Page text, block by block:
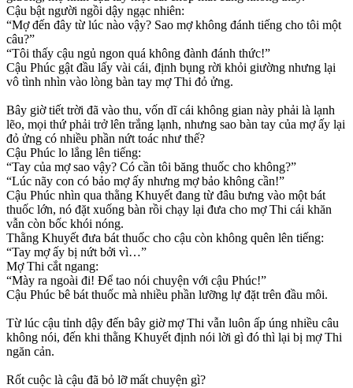
Cậu bật người ngồi dậy ngạc nhiên:
“Mợ đến đây từ lúc nào vậy? Sao mợ không đánh tiếng cho tôi một
câu?”
“Tôi thấy cậu ngủ ngon quá không đành đánh thức!”
Cậu Phúc gật đầu lấy vài cái, định bụng rời khỏi giường nhưng lại
vô tình nhìn vào lòng bàn tay mợ Thi đỏ ửng.
Bây giờ tiết trời đã vào thu, vốn dĩ cái không gian này phải là lạnh
lẽo, mọi thứ phải trở lên trắng lạnh, nhưng sao bàn tay của mợ ấy lại
đỏ ửng có nhiều phần nứt toác như thế?
Cậu Phúc lo lắng lên tiếng:
“Tay của mợ sao vậy? Có cần tôi băng thuốc cho không?”
“Lúc nãy con có bảo mợ ấy nhưng mợ bảo không cần!”
Cậu Phúc nhìn qua thằng Khuyết đang từ đâu bưng vào một bát
thuốc lớn, nó đặt xuống bàn rồi chạy lại đưa cho mợ Thi cái khăn
vẫn còn bốc khói nóng.
Thằng Khuyết đưa bát thuốc cho cậu còn không quên lên tiếng:
“Tay mợ ấy bị nứt bởi vì…”
Mợ Thi cắt ngang:
“Mày ra ngoài đi! Để tao nói chuyện với cậu Phúc!”
Cậu Phúc bê bát thuốc mà nhiều phần lưỡng lự đặt trên đầu môi.
Từ lúc cậu tỉnh dậy đến bây giờ mợ Thi vẫn luôn ấp úng nhiều câu
không nói, đến khi thằng Khuyết định nói lời gì đó thì lại bị mợ Thi
ngăn cản.
Rốt cuộc là cậu đã bỏ lỡ mất chuyện gì?